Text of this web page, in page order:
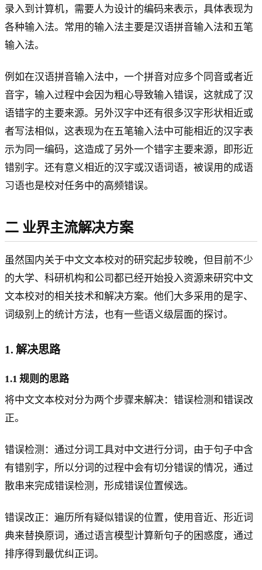
录入到计算机，需要人为设计的编码来表示，具体表现为
各种输入法。常用的输入法主要是汉语拼音输入法和五笔
输入法。
例如在汉语拼音输入法中，一个拼音对应多个同音或者近
音字，输入过程中会因为粗心导致输入错误，这就成了汉
语错字的主要来源。另外汉字中还有很多汉字形状相近或
者写法相似，这表现为在五笔输入法中可能相近的汉字表
示为同一编码，这造成了另外一个错字主要来源，即形近
错别字。还有意义相近的汉字或汉语词语，被误用的成语
习语也是校对任务中的高频错误。
二 业界主流解决方案
虽然国内关于中文文本校对的研究起步较晚，但目前不少
的大学、科研机构和公司都已经开始投入资源来研究中文
文本校对的相关技术和解决方案。他们大多采用的是字、
词级别上的统计方法，也有一些语义级层面的探讨。
1. 解决思路
1.1 规则的思路
将中文文本校对分为两个步骤来解决：错误检测和错误改
正。
错误检测：通过分词工具对中文进行分词，由于句子中含
有错别字，所以分词的过程中会有切分错误的情况，通过
散串来完成错误检测，形成错误位置候选。
错误改正：遍历所有疑似错误的位置，使用音近、形近词
典来替换原词，通过语言模型计算新句子的困惑度，通过
排序得到最优纠正词。